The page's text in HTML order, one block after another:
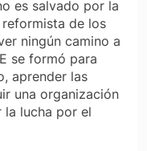
es salvado por la
de los
ningún camino a
se formó para
aprender las
una organización
la lucha por el